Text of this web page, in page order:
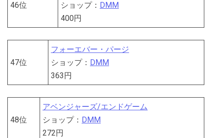
46位
ショップ： DMM
400円
47位
フォーエバー・パージ
ショップ： DMM
363円
48位
アベンジャーズ/エンドゲーム
ショップ： DMM
272円